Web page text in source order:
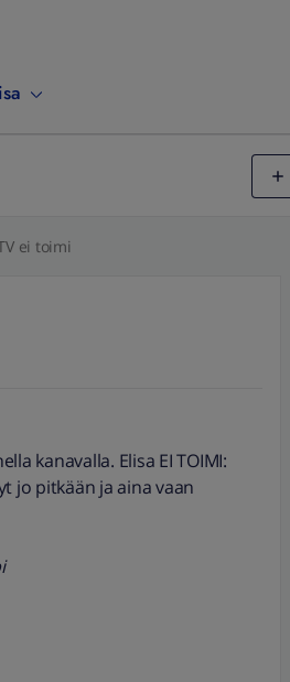
ei toimi
kanavalla. Elisa EI TOIMI:
jo pitkään ja aina vaan